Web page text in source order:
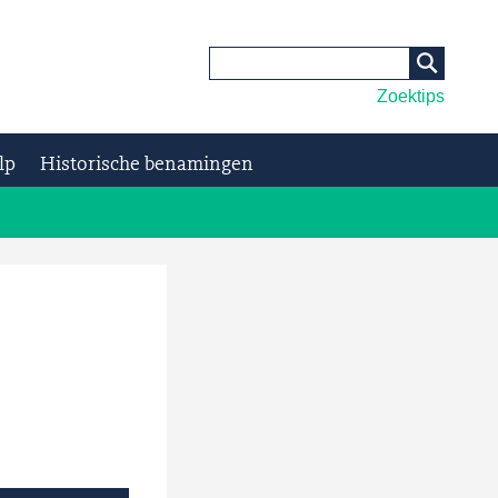
Zoektips
Historische benamingen